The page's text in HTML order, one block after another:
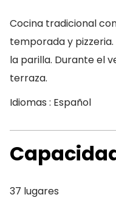
Cocina tradicional
temporada y
la parilla. Durante el
terraza.
Idiomas : Español
37 lugares